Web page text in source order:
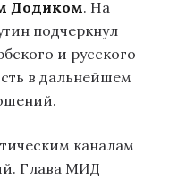
Додиком. На
подчеркнул
и русского
в дальнейшем
каналам
Глава МИД